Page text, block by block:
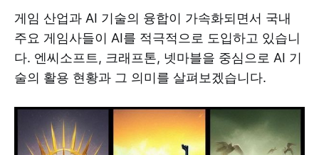
게임 산업과 AI 기술의 융합이 가속화되면서 국내
주요 게임사들이 AI를 적극적으로 도입하고 있습니
다. 엔씨소프트, 크래프톤, 넷마블을 중심으로 AI 기
술의 활용 현황과 그 의미를 살펴보겠습니다.